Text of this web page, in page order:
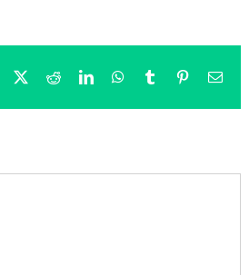
Facebook
X RedditLinkedInWhatsApp
TumblrPinterestEmail